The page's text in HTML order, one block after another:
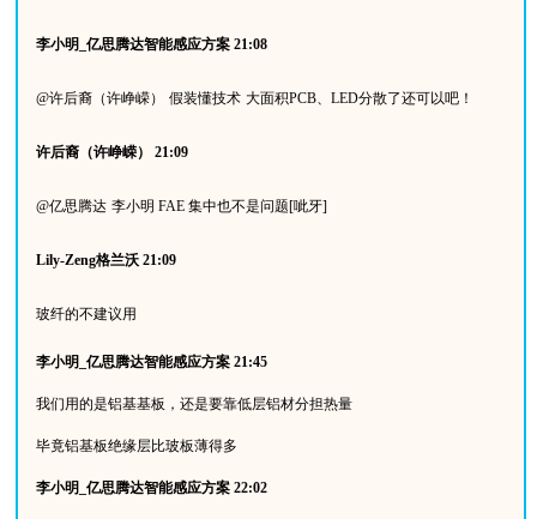
李小明 亿思腾达智能感应方案 21:08
@许后裔（许峥嵘） 假装懂技术 大面积PCB LED分散了还可以吧！
许后裔（许峥嵘） 21:09
@亿思腾达 李小明 FAE 集中也不是问题[呲牙]
Lily-Zeng格兰沃 21:09
玻纤的不建议用
李小明 亿思腾达智能感应方案 21:45
我们用的是铝基基板，还是要靠低层铝材分担热量
毕竟铝基板绝缘层比玻板薄得多
李小明 亿思腾达智能感应方案 22:02